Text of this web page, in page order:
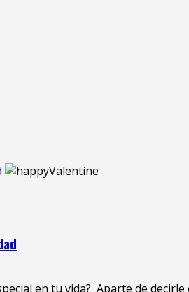
en tu vida? Aparte de decirle